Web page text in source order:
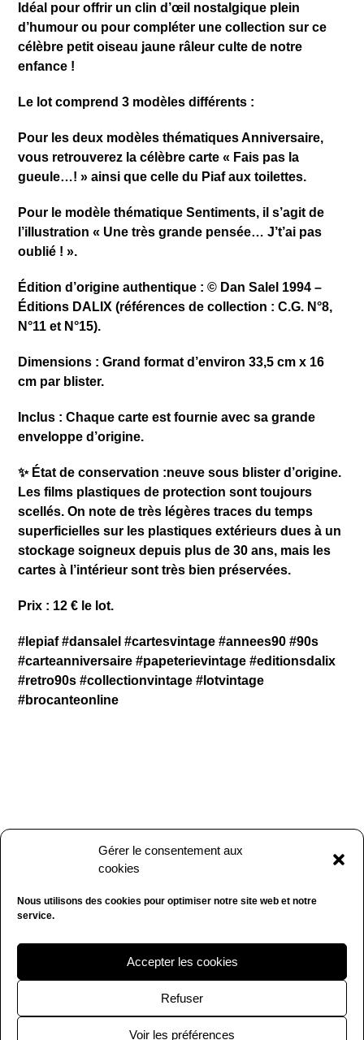
Gérer le consentement aux
cookies
Nous utilisons des cookies pour optimiser notre site web et notre
service.
Accepter les cookies
Refuser
Voir les préférences
​Idéal pour offrir un clin d’œil nostalgique plein
d’humour ou pour compléter une collection sur ce
célèbre petit oiseau jaune râleur culte de notre
enfance !
​Le lot comprend 3 modèles différents :
Pour les deux modèles thématiques Anniversaire,
vous retrouverez la célèbre carte « Fais pas la
gueule…! » ainsi que celle du Piaf aux toilettes.
Pour le modèle thématique Sentiments, il s’agit de
l’illustration « Une très grande pensée… J’t’ai pas
oublié ! ».
Édition d’origine authentique : © Dan Salel 1994 –
Éditions DALIX (références de collection : C.G. N°8,
N°11 et N°15). ​
Dimensions : Grand format d’environ 33,5 cm x 16
cm par blister. ​
Inclus : Chaque carte est fournie avec sa grande
enveloppe d’origine.
​✨ État de conservation :neuve sous blister d’origine.
Les films plastiques de protection sont toujours
scellés. On note de très légères traces du temps
superficielles sur les plastiques extérieurs dues à un
stockage soigneux depuis plus de 30 ans, mais les
cartes à l’intérieur sont très bien préservées.
Prix : 12 € le lot.
​#lepiaf #dansalel #cartesvintage #annees90 #90s
#carteanniversaire #papeterievintage #editionsdalix
#retro90s #collectionvintage #lotvintage
#brocanteonline